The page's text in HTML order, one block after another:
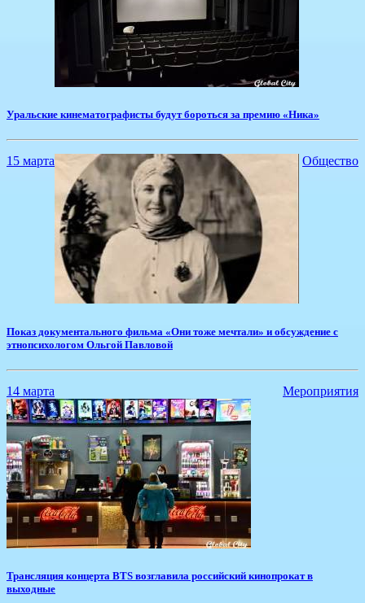
​Уральские кинематографисты будут бороться за премию «Ника»
15 марта Общество
Показ документального фильма «Они тоже мечтали» и обсуждение с
этнопсихологом Ольгой Павловой
14 марта Мероприятия
Трансляция концерта BTS возглавила российский кинопрокат в
выходные